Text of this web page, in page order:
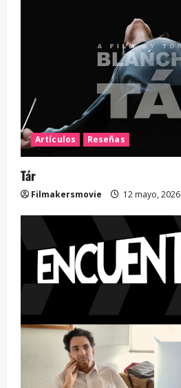
Artículos Reseñas
Tár
Filmakersmovie 12 mayo, 2026